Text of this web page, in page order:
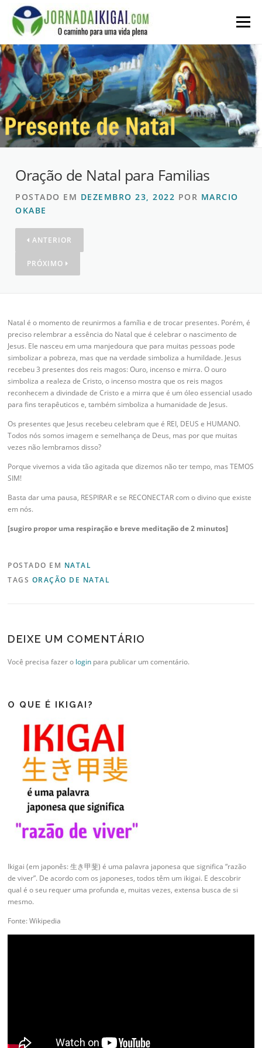
para
Menu
Oração de Natal para Familias
POSTADO EM DEZEMBRO 23, 2022 POR MARCIO
OKABE
ANTERIOR
PRÓXIMO
Natal é o momento de reunirmos a família e de trocar presentes. Porém, é
preciso relembrar a essência do Natal que é celebrar o nascimento de
Jesus. Ele nasceu em uma manjedoura que para muitas pessoas pode
simbolizar a pobreza, mas que na verdade simboliza a humildade. Jesus
recebeu 3 presentes dos reis magos: Ouro, incenso e mirra. O ouro
simboliza a realeza de Cristo, o incenso mostra que os reis magos
reconhecem a divindade de Cristo e a mirra que é um óleo essencial usado
para fins terapêuticos e, também simboliza a humanidade de Jesus.
Os presentes que Jesus recebeu celebram que é REI, DEUS e HUMANO.
Todos nós somos imagem e semelhança de Deus, mas por que muitas
vezes não lembramos disso?
Porque vivemos a vida tão agitada que dizemos não ter tempo, mas TEMOS
SIM!
Basta dar uma pausa, RESPIRAR e se RECONECTAR com o divino que existe
em nós.
[sugiro propor uma respiração e breve meditação de 2 minutos]
POSTADO EM NATAL
TAGS ORAÇÃO DE NATAL
DEIXE UM COMENTÁRIO
Você precisa fazer o login para publicar um comentário.
O QUE É IKIGAI?
Ikigai (em japonês: 生き甲斐) é uma palavra japonesa que significa “razão
de viver”. De acordo com os japoneses, todos têm um ikigai. E descobrir
qual é o seu requer uma profunda e, muitas vezes, extensa busca de si
mesmo.
Fonte: Wikipedia